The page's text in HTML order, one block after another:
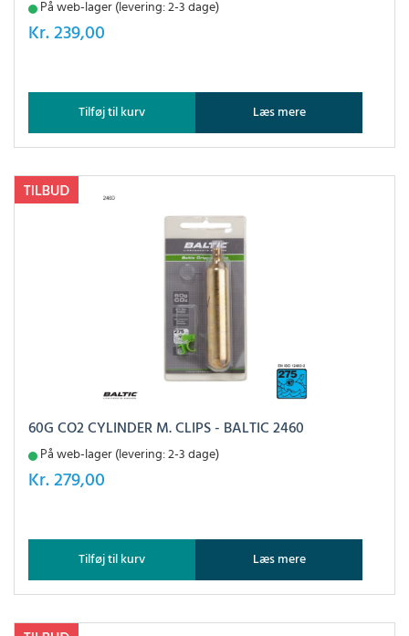
På web-lager (levering: 2-3 dage)
Kr.239,00
Tilføj til kurv Læs mere
60G CO2 CYLINDER M. CLIPS - BALTIC 2460
På web-lager (levering: 2-3 dage)
Kr.279,00
Tilføj til kurv Læs mere